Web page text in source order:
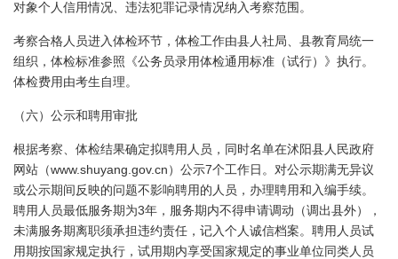
对象个人信用情况、违法犯罪记录情况纳入考察范围。
考察合格人员进入体检环节，体检工作由县人社局、县教育局统一
组织，体检标准参照《公务员录用体检通用标准（试行）》执行。
体检费用由考生自理。
（六）公示和聘用审批
根据考察、体检结果确定拟聘用人员，同时名单在沭阳县人民政府
网站（www.shuyang.gov.cn ）公示7个工作日。对公示期满无异议
或公示期间反映的问题不影响聘用的人员，办理聘用和入编手续。
聘用人员最低服务期为3年，服务期内不得申请调动（调出县外），
未满服务期离职须承担违约责任，记入个人诚信档案。聘用人员试
用期按国家规定执行，试用期内享受国家规定的事业单位同类人员